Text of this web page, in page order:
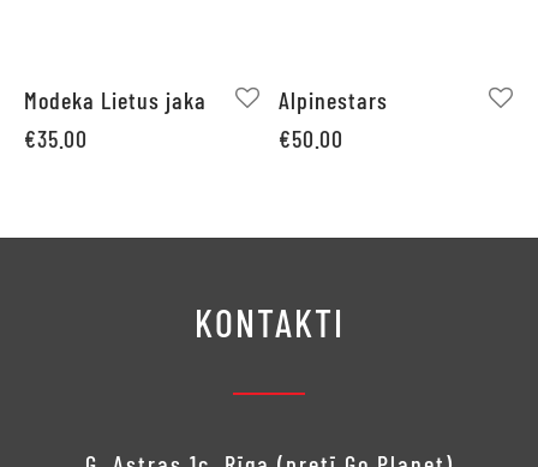
Modeka Lietus jaka
€35.00
Alpinestars
€50.00
KONTAKTI